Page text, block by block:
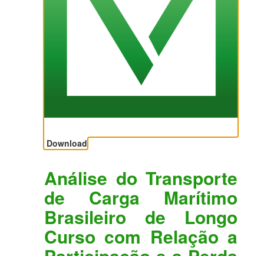
Download
Análise do Transporte
de Carga Marítimo
Brasileiro de Longo
Curso com Relação a